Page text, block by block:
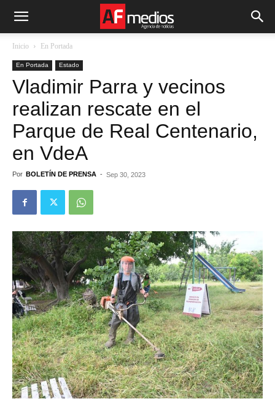
Inicio En Portada
En Portada Estado
Vladimir Parra y vecinos
realizan rescate en el
Parque de Real Centenario,
en VdeA
Por BOLETÍN DE PRENSA - Sep 30, 2023